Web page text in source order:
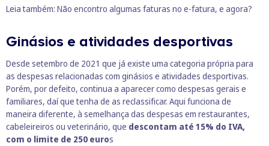
Leia também: Não encontro algumas faturas no e-fatura, e agora?
Ginásios e atividades desportivas
Desde setembro de 2021 que já existe uma categoria própria para
as despesas relacionadas com ginásios e atividades desportivas.
Porém, por defeito, continua a aparecer como despesas gerais e
familiares, daí que tenha de as reclassificar. Aqui funciona de
maneira diferente, à semelhança das despesas em restaurantes,
cabeleireiros ou veterinário, que descontam até 15% do IVA,
com o limite de 250 euros